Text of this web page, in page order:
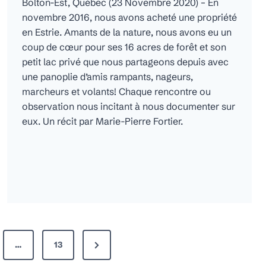
novembre 2016, nous avons acheté une propriété
en Estrie. Amants de la nature, nous avons eu un
coup de cœur pour ses 16 acres de forêt et son
petit lac privé que nous partageons depuis avec
une panoplie d’amis rampants, nageurs,
marcheurs et volants! Chaque rencontre ou
observation nous incitant à nous documenter sur
eux. Un récit par Marie-Pierre Fortier.
… 13
N
e